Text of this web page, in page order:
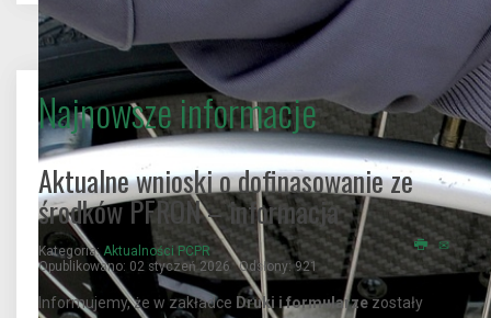
Powiatowe Centrum Pomocy Rodzinie w Pucku
Najnowsze informacje
Aktualne wnioski o dofinasowanie ze
środków PFRON – informacja
Kategoria:Aktualności PCPR
Opublikowano: 02 styczeń 2026 Odsłony: 921
Informujemy, że w zakładce Druki i formularzezostały